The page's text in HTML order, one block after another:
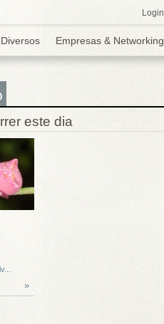
Login
Diversos Empresas & Networking
este dia
»